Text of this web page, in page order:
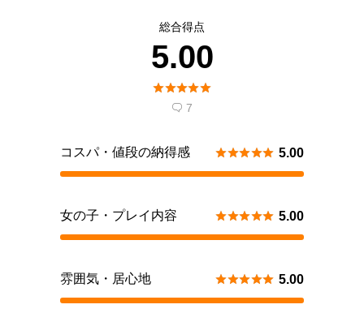
総合得点
5.00

 7
コスパ・値段の納得感  5.00
女の子・プレイ内容  5.00
雰囲気・居心地  5.00